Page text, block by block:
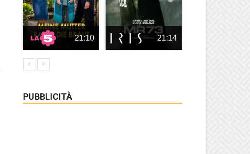
21:10 21:14
PUBBLICITÀ